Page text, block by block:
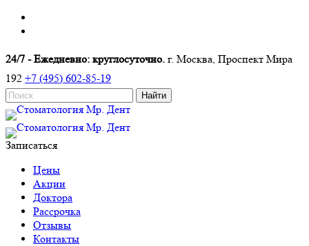
24/7 - Ежедневно: круглосуточно. г. Москва, Проспект Мира
192 +7 (495) 602-85-19
Записаться
Цены
Акции
Доктора
Рассрочка
Отзывы
Контакты